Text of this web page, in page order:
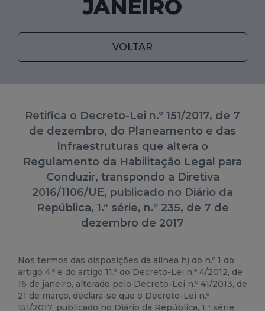
JANEIRO
VOLTAR
Retifica o Decreto-Lei n.º 151/2017, de 7
de dezembro, do Planeamento e das
Infraestruturas que altera o
Regulamento da Habilitação Legal para
Conduzir, transpondo a Diretiva
2016/1106/UE, publicado no Diário da
República, 1.ª série, n.º 235, de 7 de
dezembro de 2017
Nos termos das disposições da alínea h) do n.º 1 do
artigo 4.º e do artigo 11.º do Decreto-Lei n.º 4/2012, de
16 de janeiro, alterado pelo Decreto-Lei n.º 41/2013, de
21 de março, declara-se que o Decreto-Lei n.º
151/2017, publicado no Diário da República, 1.ª série,